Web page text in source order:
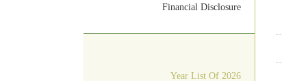
Financial Disclosure
Year List Of 2026